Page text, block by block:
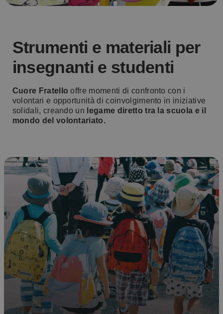
Strumenti e materiali per
insegnanti e studenti
Cuore Fratello offre momenti di confronto con i
volontari e opportunità di coinvolgimento in iniziative
solidali, creando un legame diretto tra la scuola e il
mondo del volontariato.